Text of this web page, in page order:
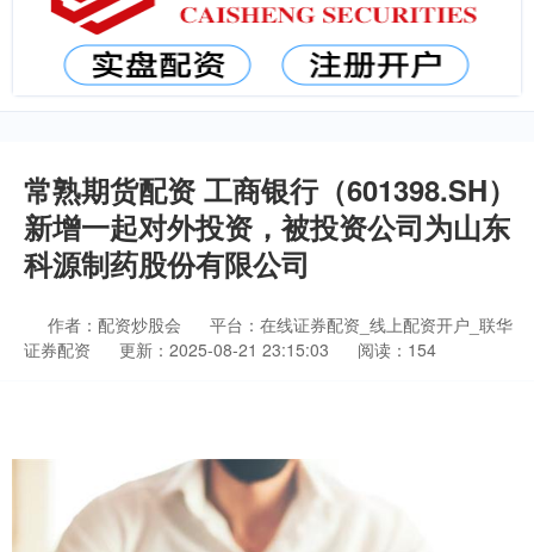
常熟期货配资 工商银行（601398.SH）
新增一起对外投资，被投资公司为山东
科源制药股份有限公司
作者：配资炒股会
平台：在线证券配资_线上配资开户_联华
证券配资
更新：2025-08-21 23:15:03 阅读：154